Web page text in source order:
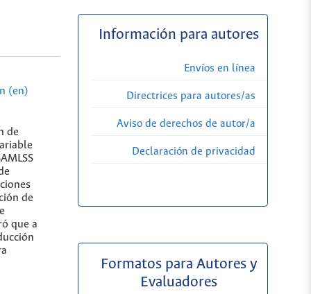
(en)
de
de
que a
Información para autores
Envíos en línea
Directrices para autores/as
Aviso de derechos de autor/a
Declaración de privacidad
Formatos para Autores y
Evaluadores